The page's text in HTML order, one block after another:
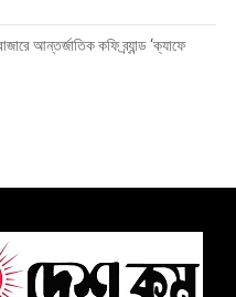
আন্তর্জাতিক কফি ব্র্যান্ড ‘ক্যাফে